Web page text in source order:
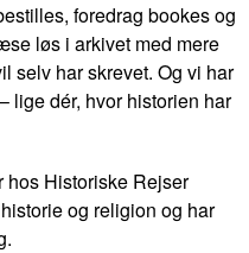
foredrag bookes og
løs i arkivet med mere
selv har skrevet. Og vi har
lige dér, hvor historien har
hos Historiske Rejser
og religion og har